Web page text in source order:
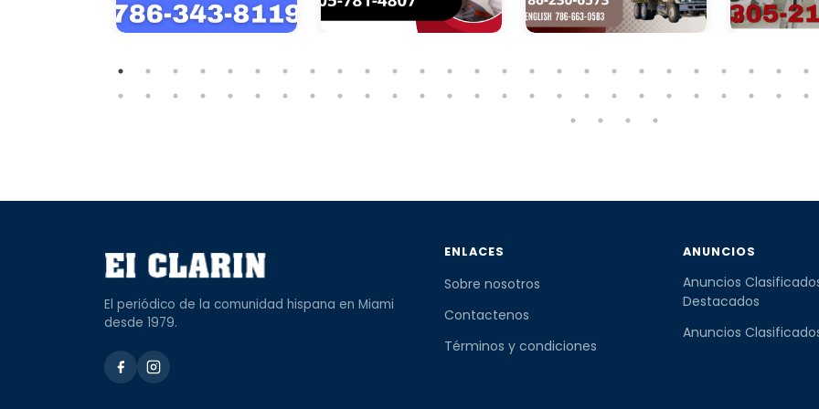
El periódico de la comunidad hispana en Miami
desde 1979.
ENLACES
Sobre nosotros
Contactenos
Términos y condiciones
ANUNCIOS
Anuncios
Destacados
Anuncios